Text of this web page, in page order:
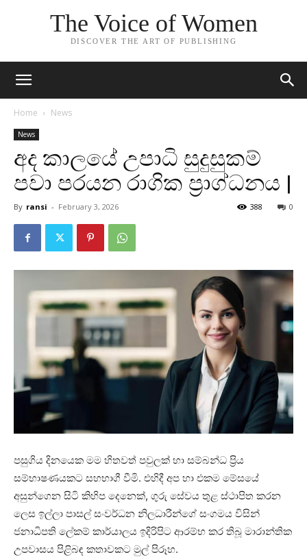
The Voice of Women
DISCOVER THE ART OF PUBLISHING
Home News
News
අද කාලයේ උපාධි සුදුසුකම්
පවා පරයන රාගික ප්‍රාග්ධනය |
By ransi - February 3, 2026 0
388
පසුගිය දිනයෙක මම හිතවත් පවුලක් හා සම්බන්ධ ප්‍රිය
සම්භාෂණයකට සහභාගී වීමි. එහිදී අප හා එකම මේසයේ
අසුන්ගෙන සිටි කිහිප දෙනෙක්, ගුරු සේවය තුළ ස්ථාපිත කරන
ලෙස ඉල්ලා පාසල් සංවර්ධන නිලධාරීන්ගේ සංගමය විසින්
ජනාධිපති ලේකම් කාර්යාලය ඉදිරිපිට ආරම්භ කර තිබූ මාරාන්තික
උපවාසය පිළිබඳ කතාවකට මුල් පිරූහ.